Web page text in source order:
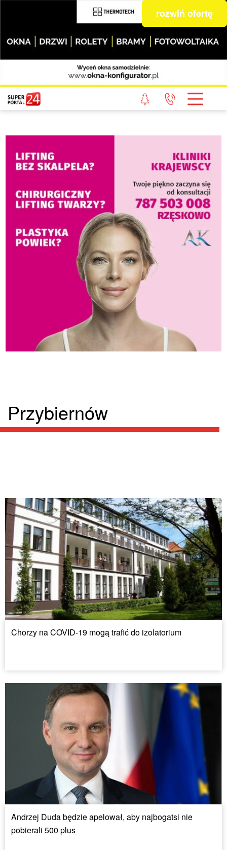
rozwiń ofertę
Przybiernów
Chorzy na COVID-19 mogą trafić do izolatorium
Andrzej Duda będzie apelował, aby najbogatsi nie
pobierali 500 plus